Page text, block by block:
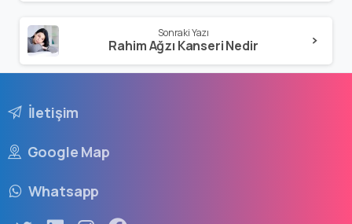
Sonraki Yazı
Rahim Ağzı Kanseri Nedir
İletişim
Google Map
Whatsapp